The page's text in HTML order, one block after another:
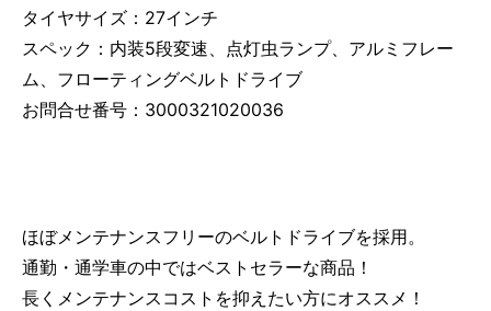
タイヤサイズ：27インチ
スペック：内装5段変速、点灯虫ランプ、アルミフレー
ム、フローティングベルトドライブ
お問合せ番号：3000321020036
ほぼメンテナンスフリーのベルトドライブを採用。
通勤・通学車の中ではベストセラーな商品！
長くメンテナンスコストを抑えたい方にオススメ！